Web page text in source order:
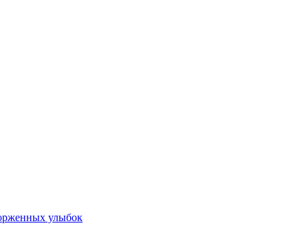
улыбок